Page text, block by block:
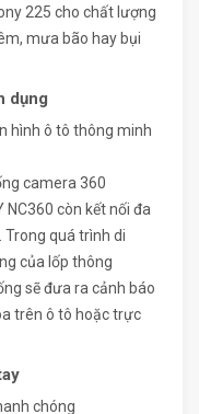
225 cho chất lượng
mưa bão hay bụi
dụng
hình ô tô thông minh
camera 360
NC360 còn kết nối đa
Trong quá trình di
của lốp thông
sẽ đưa ra cảnh báo
trên ô tô hoặc trực
chóng